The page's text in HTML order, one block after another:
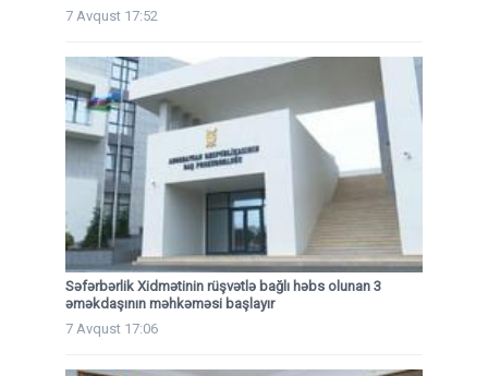
7 Avqust 17:52
Səfərbərlik Xidmətinin rüşvətlə bağlı həbs olunan 3
əməkdaşının məhkəməsi başlayır
7 Avqust 17:06